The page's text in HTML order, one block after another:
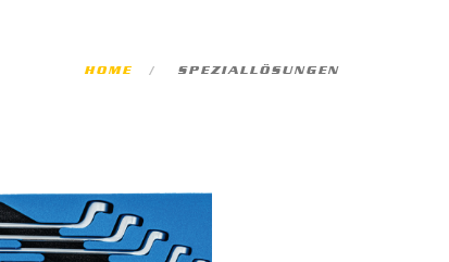
HOME SPEZIALLÖSUNGEN